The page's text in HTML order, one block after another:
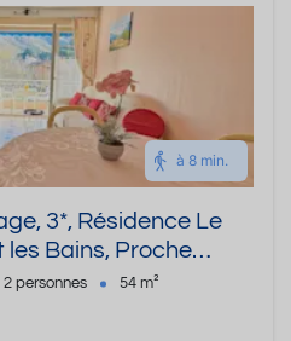
à 8 min.
3*, Résidence Le
les Bains, Proche
2 personnes 54 m²